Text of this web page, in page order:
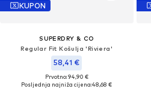
KUPON
SUPERDRY & CO
Regular Fit Košulja 'Riviera'
58,41 €
Prvotno: 94,90 €
Posljednja najniža cijena:48,68 €